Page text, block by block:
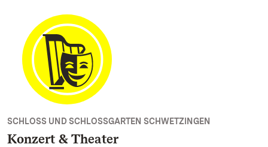
SCHLOSS UND SCHLOSSGARTEN SCHWETZINGEN
Konzert & Theater